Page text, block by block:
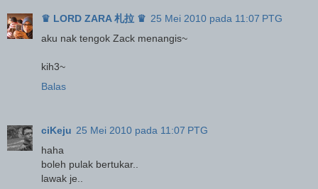
♛ LORD ZARA 札拉 ♛ 25 Mei 2010 pada 11:07 PTG
aku nak tengok Zack menangis~
kih3~
Balas
ciKeju 25 Mei 2010 pada 11:07 PTG
haha
boleh pulak bertukar..
lawak je..